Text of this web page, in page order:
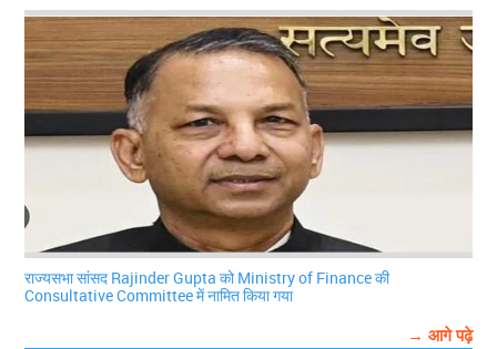
राज्यसभा सांसद Rajinder Gupta को Ministry of Finance की
Consultative Committee में नामित किया गया
→ आगे पढ़े